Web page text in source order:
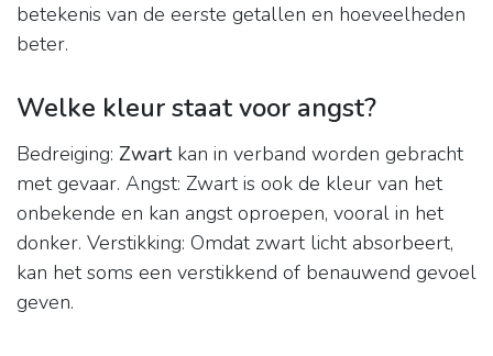
betekenis van de eerste getallen en hoeveelheden
beter.
Welke kleur staat voor angst?
Bedreiging: Zwartkan in verband worden gebracht
met gevaar. Angst: Zwart is ook de kleur van het
onbekende en kan angst oproepen, vooral in het
donker. Verstikking: Omdat zwart licht absorbeert,
kan het soms een verstikkend of benauwend gevoel
geven.